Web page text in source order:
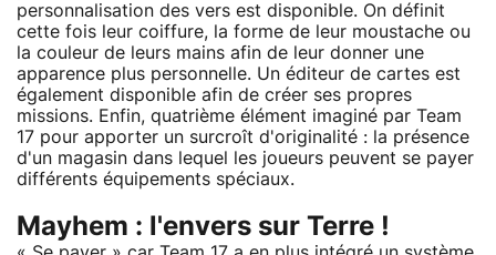
personnalisation des vers est disponible. On définit
cette fois leur coiffure, la forme de leur moustache ou
la couleur de leurs mains afin de leur donner une
apparence plus personnelle. Un éditeur de cartes est
également disponible afin de créer ses propres
missions. Enfin, quatrième élément imaginé par Team
17 pour apporter un surcroît d'originalité : la présence
d'un magasin dans lequel les joueurs peuvent se payer
différents équipements spéciaux.
Mayhem : l'envers sur Terre !